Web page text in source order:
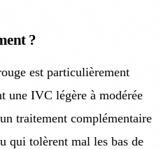
?
est particulièrement
une IVC légère à modérée
traitement complémentaire
qui tolèrent mal les bas de